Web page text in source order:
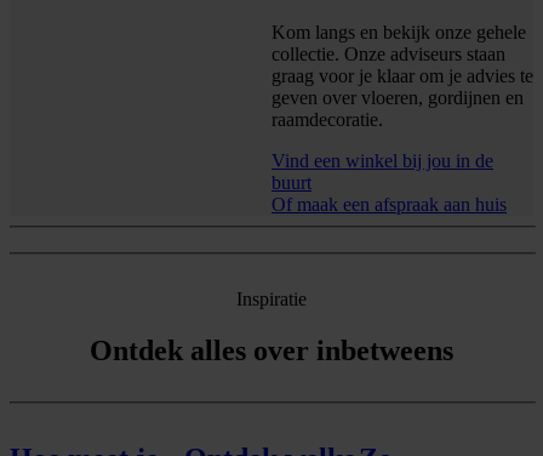
Kom langs en bekijk onze gehele
collectie. Onze adviseurs staan
graag voor je klaar om je advies te
geven over vloeren, gordijnen en
raamdecoratie.
Vind een winkel bij jou in de
buurt
Of maak een afspraak aan huis
Inspiratie
Ontdek alles over inbetweens